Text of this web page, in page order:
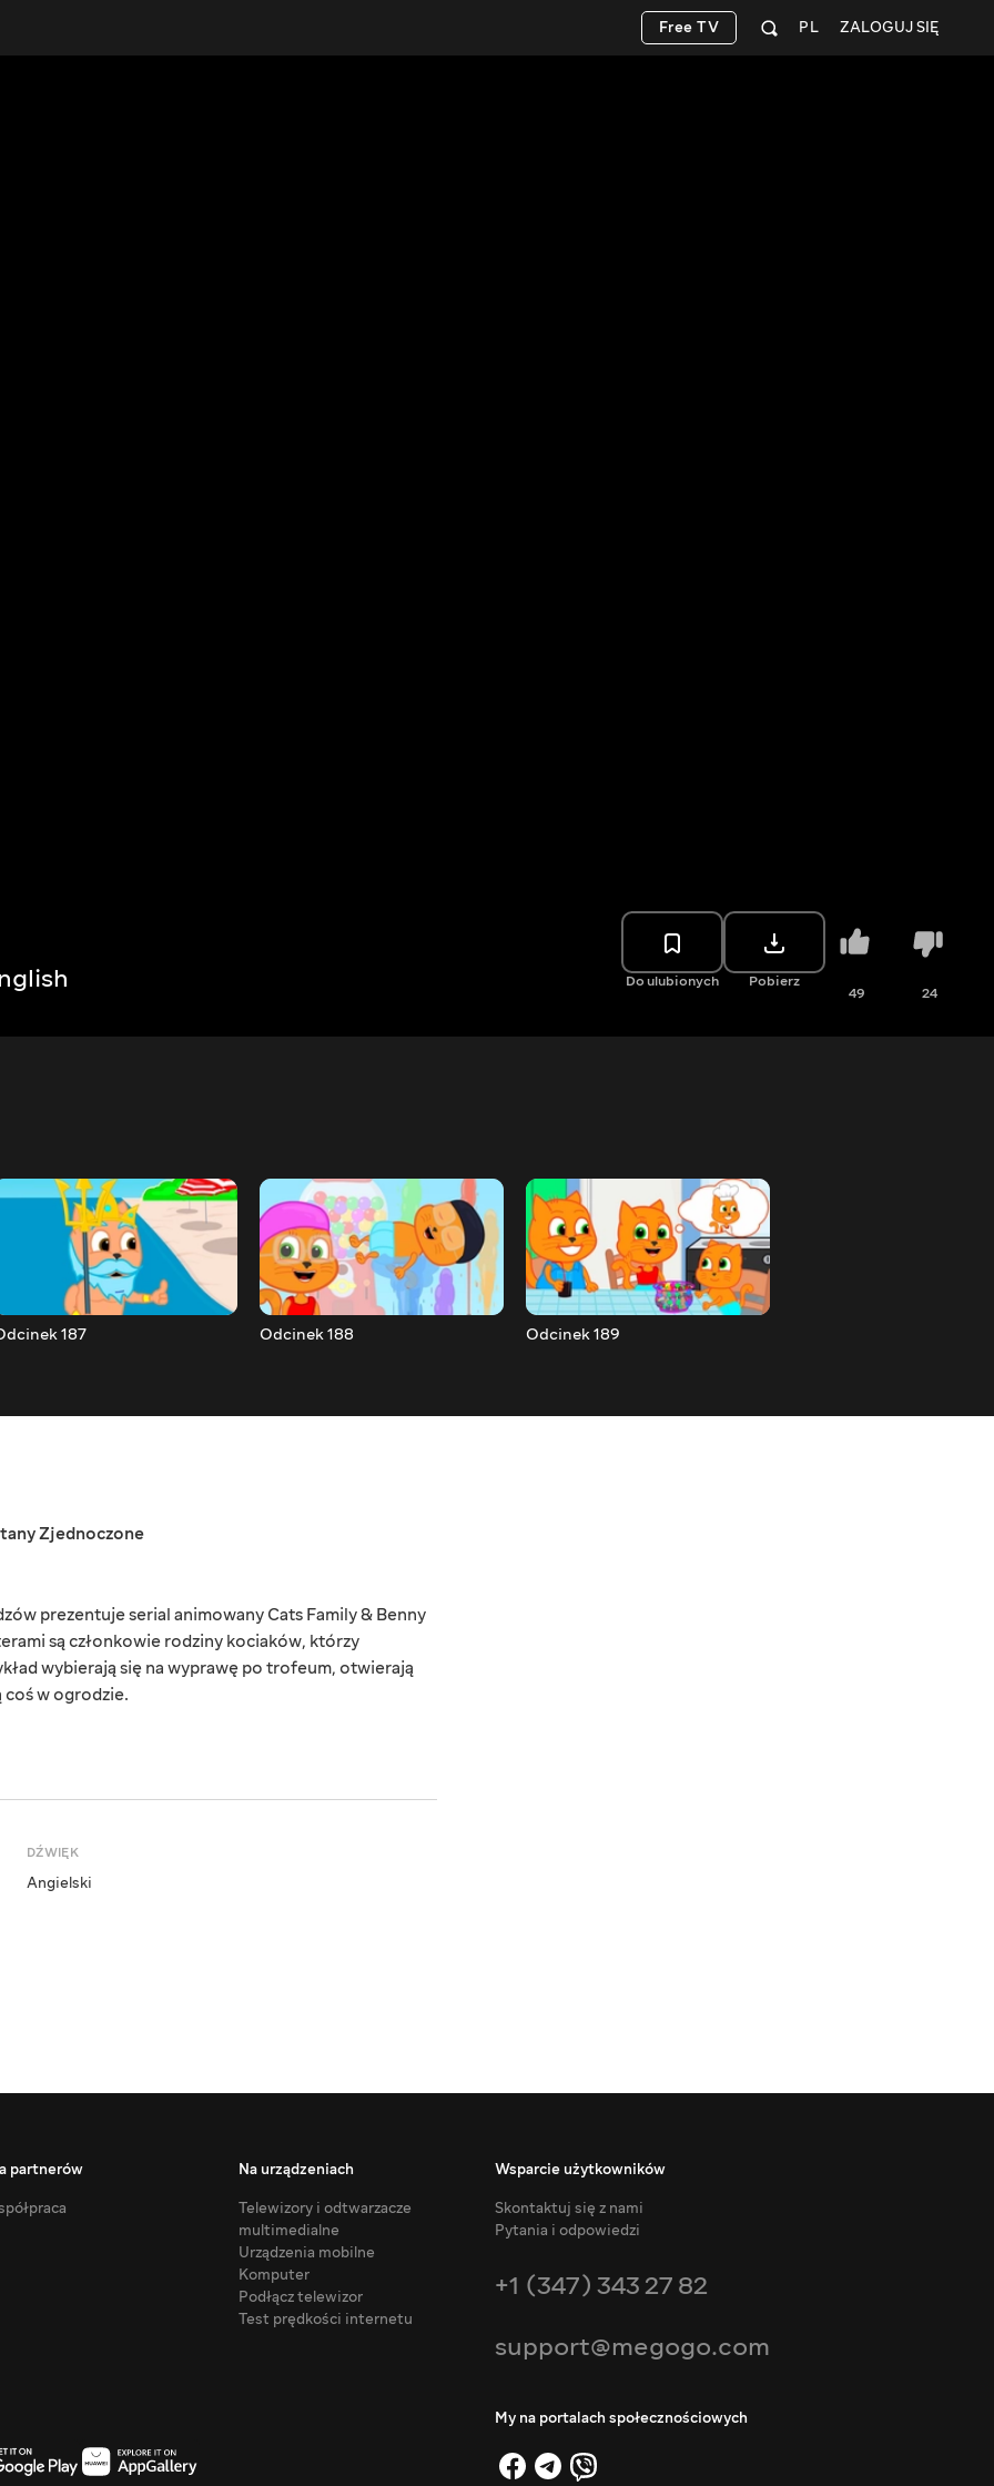
ZALOGUJ SIĘ
PL
Free TV
Do ulubionych Pobierz
49 24
187 Odcinek 188 Odcinek 189
Zjednoczone
prezentuje serial animowany Cats Family & Benny
są członkowie rodziny kociaków, którzy
wybierają się na wyprawę po trofeum, otwierają
coś w ogrodzie.
DŹWIĘK
Angielski
partnerów
Na urządzeniach
Telewizory i odtwarzacze
multimedialne
Urządzenia mobilne
Komputer
Podłącz telewizor
Test prędkości internetu
Wsparcie użytkowników
Skontaktuj się z nami
Pytania i odpowiedzi
+1 (347) 343 27 82
support@megogo.com
My na portalach społecznościowych